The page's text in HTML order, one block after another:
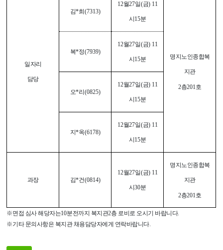
일자리
담당
김*희 (7313)
12월27일(금) 11
시 15분
명지노인종합복
지관
2층201 호
복*정(7939)
12월27일(금) 11
시 15분
오*리 (0825)
12월27일(금) 11
시 15분
지*옥(6178)
12월27일(금) 11
시 15분
과장 김*건(0814)
12월27일(금) 11
시30분
명지노인종합복
지관
2층201 호
※면접 심사 해당자는10분전까지 복지관2층 로비로 오시기 바랍니다.
※기타 문의사항은 복지관 채용담당자에게 연락바랍니다.